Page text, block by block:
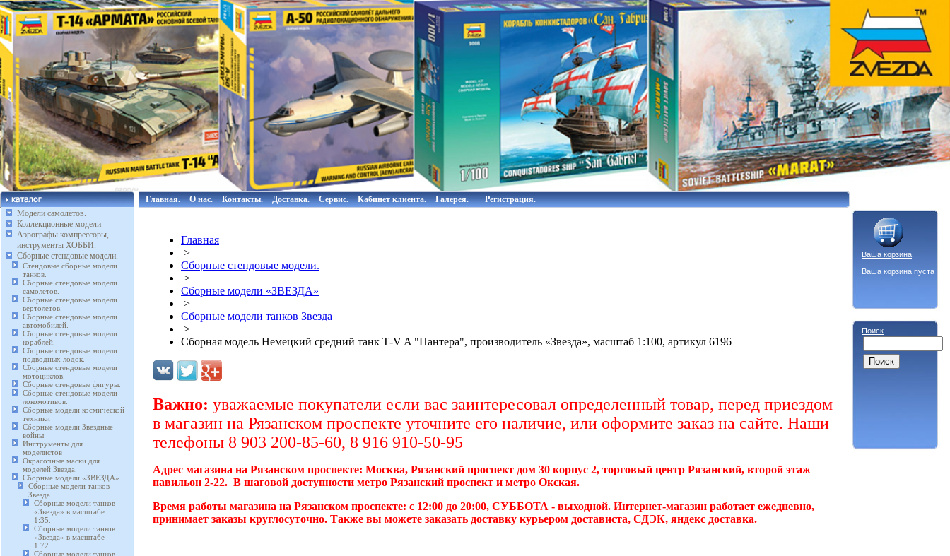
Модели самолётов.
Коллекционные модели
Аэрографы компрессоры,
инструменты ХОББИ.
Сборные стендовые модели.
Стендовые сборные модели
танков.
Сборные стендовые модели
самолетов.
Сборные стендовые модели
вертолетов.
Сборные стендовые модели
автомобилей.
Сборные стендовые модели
кораблей.
Сборные стендовые модели
подводных лодок.
Сборные стендовые модели
мотоциклов.
Сборные стендовые фигуры.
Сборные стендовые модели
локомотивов.
Сборные модели космической
техники
Сборные модели Звездные
войны
Инструменты для
моделистов
Окрасочные маски для
моделей Звезда.
Сборные модели «ЗВЕЗДА»
Сборные модели танков
Звезда
Сборные модели танков
«Звезда» в масштабе
1:35.
Сборные модели танков
«Звезда» в масштабе
1:72.
Сборные модели танков
Главная. О нас. Контакты. Доставка. Сервис. Кабинет клиента. Галерея. Регистрация.
Главная
>
Сборные стендовые модели.
>
Сборные модели «ЗВЕЗДА»
>
Сборные модели танков Звезда
>
Сборная модель Немецкий средний танк Т-V A "Пантера", производитель «Звезда», масштаб 1:100, артикул 6196
Важно: уважаемые покупатели если вас заинтересовал определенный товар, перед приездом
в магазин на Рязанском проспекте уточните его наличие, или оформите заказ на сайте. Наши
телефоны 8 903 200-85-60, 8 916 910-50-95
Адрес магазина на Рязанском проспекте: Москва, Рязанский проспект дом 30 корпус 2, торговый центр Рязанский, второй этаж
павильон 2-22. В шаговой доступности метро Рязанский проспект и метро Окская.
Время работы магазина на Рязанском проспекте: с 12:00 до 20:00, СУББОТА - выходной. Интернет-магазин работает ежедневно,
принимает заказы круглосуточно. Также вы можете заказать доставку курьером достависта, СДЭК, яндекс доставка.
Ваша корзина
Ваша корзина пуста
Поиск